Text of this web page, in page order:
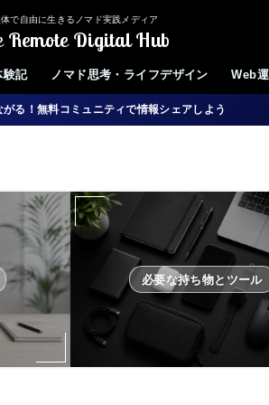
体で自由に生きるノマド実践メディア
Remote Digital Hub
験記 ノマド思考・ライフデザイン Web
がる！無料コミュニティで情報シェアしよう
必要な持ち物とツール